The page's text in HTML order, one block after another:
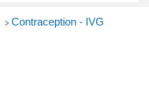
> Contraception - IVG